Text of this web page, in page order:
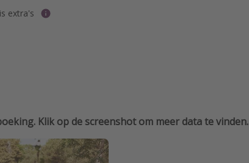
extra's
Klik op de screenshot om meer data te vinden.